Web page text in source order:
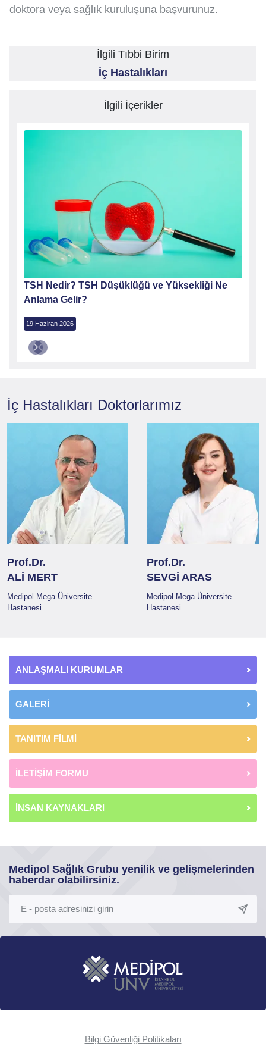
doktora veya sağlık kuruluşuna başvurunuz.
İlgili Tıbbi Birim
İç Hastalıkları
İlgili İçerikler
TSH Nedir? TSH Düşüklüğü ve Yüksekliği Ne
Anlama Gelir?
19 Haziran 2026
İç Hastalıkları Doktorlarımız
Prof.Dr.
ALİ MERT
Medipol Mega Üniversite
Hastanesi
Prof.Dr.
SEVGİ ARAS
Medipol Mega Üniversite
Hastanesi
ANLAŞMALI KURUMLAR
GALERİ
TANITIM FİLMİ
İLETİŞİM FORMU
İNSAN KAYNAKLARI
Medipol Sağlık Grubu yenilik ve gelişmelerinden
haberdar olabilirsiniz.
Bilgi Güvenliği Politikaları